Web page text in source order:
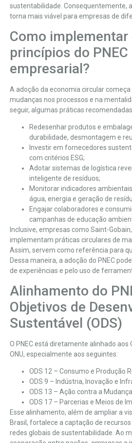
sustentabilidade. Consequentemente,
torna mais viável para empresas de
Como implementar
princípios do
empresarial?
A adoção da economia circular
mudanças nos processos e na
seguir, algumas práticas
Redesenhar produtos e
durabilidade, desmontagem e
Investir em fornecedores
com critérios ESG;
Adotar sistemas de logística
inteligente de resíduos;
Monitorar indicadores
água, energia e geração de
Engajar colaboradores e
campanhas de educação
Inclusive, empresas como Saint-
implementam práticas circulares de
Assim, servem como referência para
Dessa maneira, a adoção do PNEC
de experiências e pelo uso de
Alinhamento do
Objetivos de
Sustentável (ODS)
O PNEC está diretamente alinhado aos
ONU, especialmente aos seguintes:
ODS 12 – Consumo e Produção
ODS 9 – Indústria, Inovação e
ODS 13 – Ação contra a
ODS 17 – Parcerias e Meios de
Esse alinhamento, além de ampliar a
Brasil, fortalece a captação de
redes globais de sustentabilidade. Ao